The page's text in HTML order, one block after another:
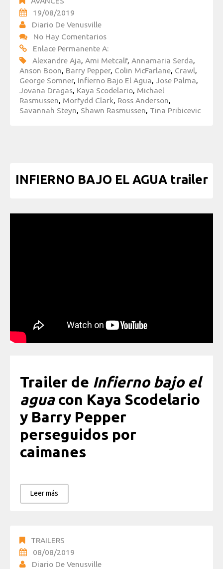
19/08/2019
Diario De Venusville
No Hay Comentarios
Enlace Permanente A:
Alexandre Aja Ami Metcalf, Annamaria Serda
Anson Boon Barry Pepper, Colin McFarlane Crawl
George Somner, Infierno Bajo El Agua Jose Palma
Jovana Dragas Kaya Scodelario Michael
Rasmussen Morfydd Clark Ross Anderson
Savannah Steyn Shawn Rasmussen Tina Pribicevic
INFIERNO BAJO EL AGUA trailer
Trailer de Infierno bajo el
aguacon Kaya Scodelario
y Barry Pepper
perseguidos por
caimanes
Leer más
TRAILERS
08/08/2019
Diario De Venusville